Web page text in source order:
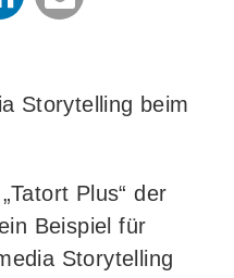
Storytelling beim
Plus“ der
Beispiel für
Storytelling